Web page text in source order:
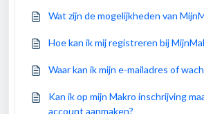
Wat zijn de mogelijkheden van
Hoe kan ik mij registreren bij
Waar kan ik mijn e-mailadres of
Kan ik op mijn Makro inschrijving
account aanmaken?